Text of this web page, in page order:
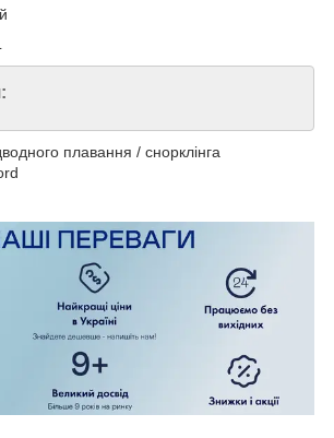
плавання / снорклінга